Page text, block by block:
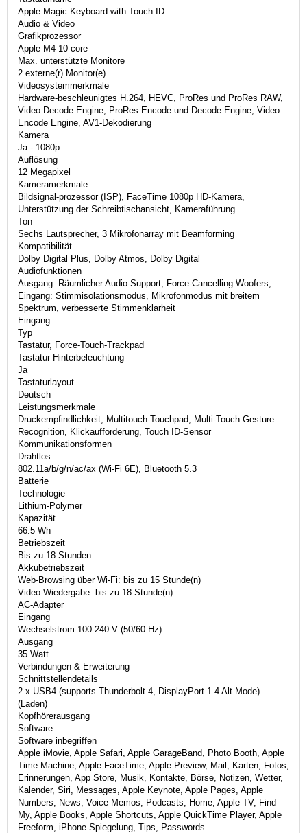
Apple Magic Keyboard with Touch ID
Audio & Video
Grafikprozessor
Apple M4 10-core
Max. unterstützte Monitore
2 externe(r) Monitor(e)
Videosystemmerkmale
Hardware-beschleunigtes H.264, HEVC, ProRes und ProRes RAW,
Video Decode Engine, ProRes Encode und Decode Engine, Video
Encode Engine, AV1-Dekodierung
Kamera
Ja - 1080p
Auflösung
12 Megapixel
Kameramerkmale
Bildsignal-prozessor (ISP), FaceTime 1080p HD-Kamera,
Unterstützung der Schreibtischansicht, Kameraführung
Ton
Sechs Lautsprecher, 3 Mikrofonarray mit Beamforming
Kompatibilität
Dolby Digital Plus, Dolby Atmos, Dolby Digital
Audiofunktionen
Ausgang: Räumlicher Audio-Support, Force-Cancelling Woofers;
Eingang: Stimmisolationsmodus, Mikrofonmodus mit breitem
Spektrum, verbesserte Stimmenklarheit
Eingang
Typ
Tastatur, Force-Touch-Trackpad
Tastatur Hinterbeleuchtung
Ja
Tastaturlayout
Deutsch
Leistungsmerkmale
Druckempfindlichkeit, Multitouch-Touchpad, Multi-Touch Gesture
Recognition, Klickaufforderung, Touch ID-Sensor
Kommunikationsformen
Drahtlos
802.11a/b/g/n/ac/ax (Wi-Fi 6E), Bluetooth 5.3
Batterie
Technologie
Lithium-Polymer
Kapazität
66.5 Wh
Betriebszeit
Bis zu 18 Stunden
Akkubetriebszeit
Web-Browsing über Wi-Fi: bis zu 15 Stunde(n)
Video-Wiedergabe: bis zu 18 Stunde(n)
AC-Adapter
Eingang
Wechselstrom 100-240 V (50/60 Hz)
Ausgang
35 Watt
Verbindungen & Erweiterung
Schnittstellendetails
2 x USB4 (supports Thunderbolt 4, DisplayPort 1.4 Alt Mode)
(Laden)
Kopfhörerausgang
Software
Software inbegriffen
Apple iMovie, Apple Safari, Apple GarageBand, Photo Booth, Apple
Time Machine, Apple FaceTime, Apple Preview, Mail, Karten, Fotos,
Erinnerungen, App Store, Musik, Kontakte, Börse, Notizen, Wetter,
Kalender, Siri, Messages, Apple Keynote, Apple Pages, Apple
Numbers, News, Voice Memos, Podcasts, Home, Apple TV, Find
My, Apple Books, Apple Shortcuts, Apple QuickTime Player, Apple
Freeform, iPhone-Spiegelung, Tips, Passwords